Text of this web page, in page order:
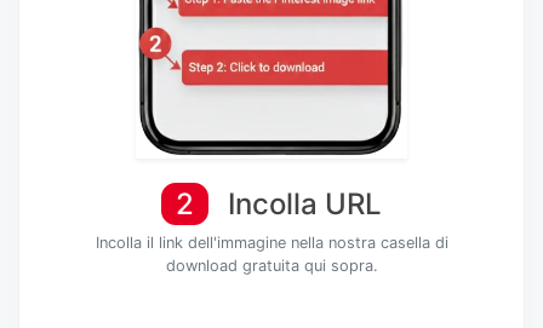
2 Incolla URL
Incolla il link dell'immagine nella nostra casella di
download gratuita qui sopra.